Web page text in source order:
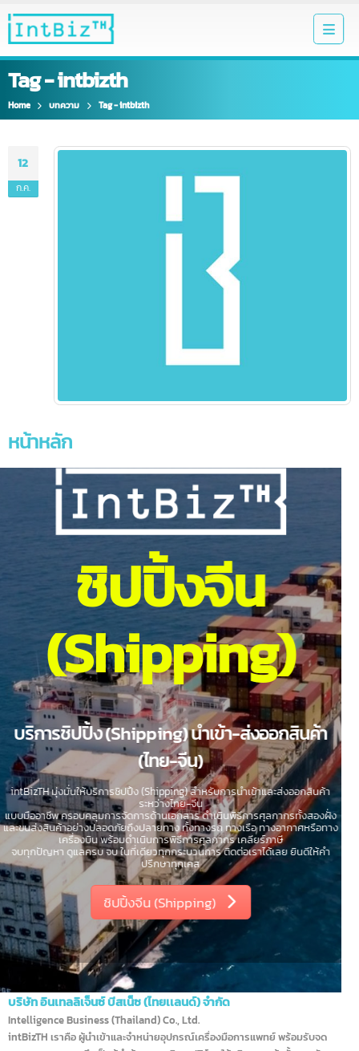
Tag - intbizth
Home บทความ Tag -intbizth
12
ก.ค.
หน้าหลัก
ชิปปิ้งจีน
(Shipping)
บริการชิปปิ้ง (Shipping) นำเข้า-ส่งออกสินค้า
(ไทย-จีน)
intBizTH มุ่งมั่นให้บริการชิปปิ้ง (Shipping) สำหรับการนำเข้าและส่งออกสินค้า
ระหว่างไทย-จีน
แบบมืออาชีพ ครอบคลุมการจัดการด้านเอกสาร ดำเนินพิธีการศุลกากรทั้งสองฝั่ง
และขนส่งสินค้าอย่างปลอดภัยถึงปลายทาง ทั้งทางรถ ทางเรือ ทางอากาศหรือทาง
เครื่องบิน พร้อมดำเนินการพิธีการศุลกากร เคลียร์ภาษี
จบทุกปัญหา ดูแลครบ จบ ในที่เดียวทุกกระบวนการ ติดต่อเราได้เลย ยินดีให้คำ
ปรึกษาทุกเคส
ชิปปิ้งจีน (Shipping)